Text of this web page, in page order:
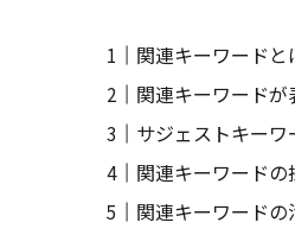
関連キーワードと
関連キーワード
サジェストキーワ
関連キーワードの
関連キーワードの